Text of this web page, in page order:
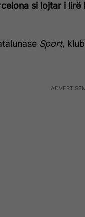
si lojtar i
Sport,